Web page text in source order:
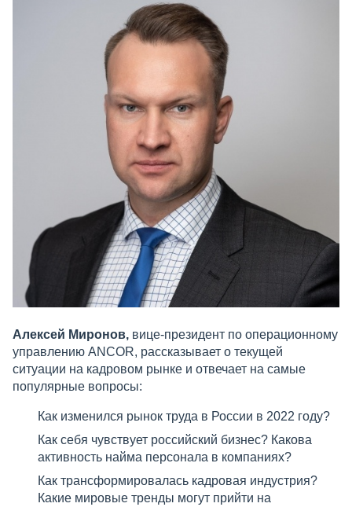
Алексей Миронов, вице-президент по операционному
управлению ANCOR, рассказывает о текущей
ситуации на кадровом рынке и отвечает на самые
популярные вопросы:
Как изменился рынок труда в России в 2022 году?
Как себя чувствует российский бизнес? Какова
активность найма персонала в компаниях?
Как трансформировалась кадровая индустрия?
Какие мировые тренды могут прийти на